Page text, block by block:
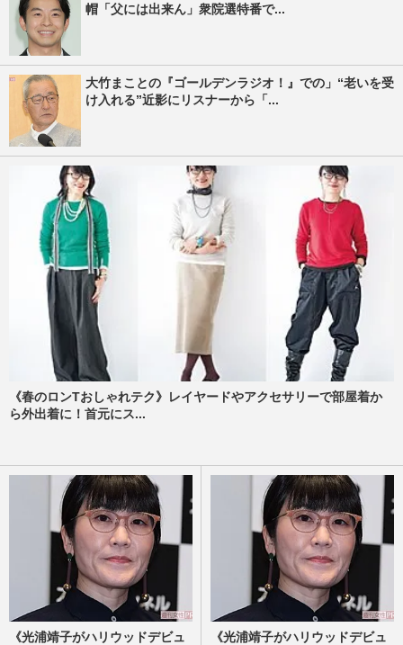
帽「父には出来ん」衆院選特番で...
大竹まことの『ゴールデンラジオ！』での」“老いを受
け入れる”近影にリスナーから「...
《春のロンTおしゃれテク》レイヤードやアクセサリーで部屋着か
ら外出着に！首元にス...
《光浦靖子がハリウッドデビュ
《光浦靖子がハリウッドデビュ